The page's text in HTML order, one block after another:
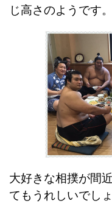
じ高さのようです。
大好きな相撲が間
てもうれしいでし